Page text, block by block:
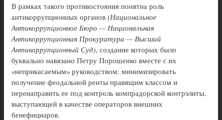
В рамках такого противостояния понятна роль
антикоррупционных органов (Национальное
Антикоррупционное Бюро — Национальная
Антикоррупционная Прокуратура — Высший
Антикоррупционный Суд), создание которых было
буквально навязано Петру Порошенко вместе с их
«неприкасаемым» руководством: минимизировать
получение феодальной ренты правящим классом и
перенаправить ее под контроль компрадорской контрэлиты,
выступающей в качестве операторов внешних
бенефициаров.